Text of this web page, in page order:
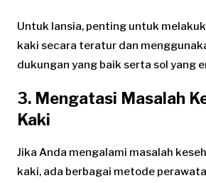
Untuk lansia, penting untuk
kaki secara teratur dan
dukungan yang baik serta sol yang
3. Mengatasi Masalah
Kaki
Jika Anda mengalami masalah
kaki, ada berbagai metode